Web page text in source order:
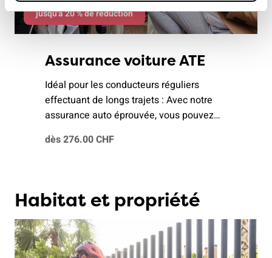
jusqu'à 20 % de réduction
Assurance voiture ATE
Idéal pour les conducteurs réguliers
effectuant de longs trajets : Avec notre
assurance auto éprouvée, vous pouvez
vos besoins.
dès 276.00 CHF
Habitat et propriété